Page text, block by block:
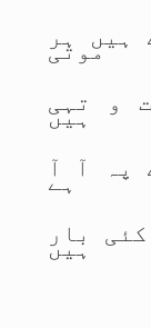
ہیں ہر
موتی
و تہی
ہیں
پہ آ آ
ہے
بار